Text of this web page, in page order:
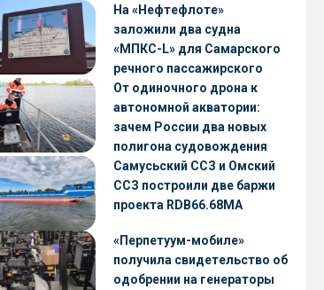
На «Нефтефлоте»
заложили два судна
«МПКС-L» для Самарского
речного пассажирского
предприятия
От одиночного дрона к
автономной акватории:
зачем России два новых
полигона судовождения
Самусьский ССЗ и Омский
ССЗ построили две баржи
проекта RDB66.68МА
«Перпетуум-мобиле»
получила свидетельство об
одобрении на генераторы